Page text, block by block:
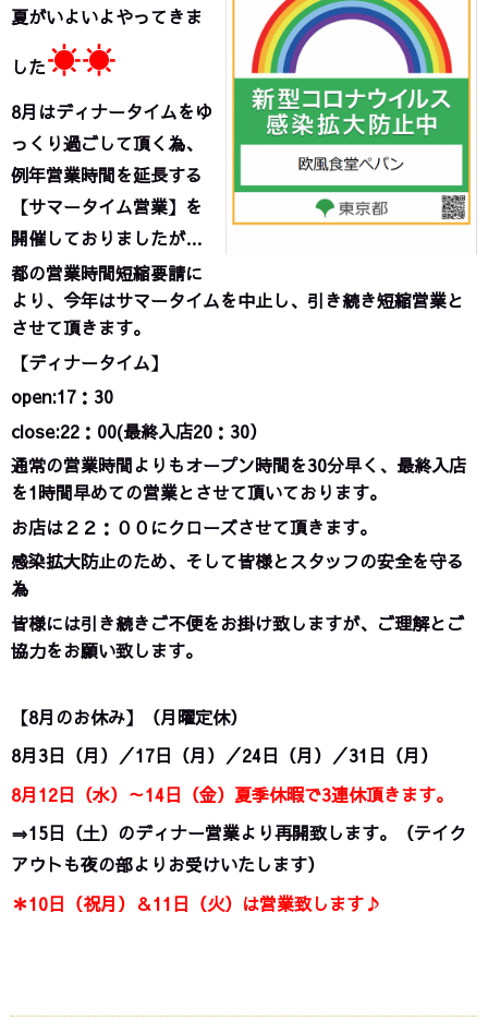
夏がいよいよやってきま
した☀☀
8月はディナータイムをゆ
っくり過ごして頂く為、
例年営業時間を延長する
【サマータイム営業】を
開催しておりましたが…
都の営業時間短縮要請に
より、今年はサマータイムを中止し、引き続き短縮営業と
させて頂きます。
【ディナータイム】
open:17：30
close:22：00(最終入店20：30）
通常の営業時間よりもオープン時間を30分早く、最終入店
を1時間早めての営業とさせて頂いております。
お店は２２：００にクローズさせて頂きます。
感染拡大防止のため、そして皆様とスタッフの安全を守る
為
皆様には引き続きご不便をお掛け致しますが、ご理解とご
協力をお願い致します。
【8月のお休み】（月曜定休）
8月3日（月）／17日（月）／24日（月）／31日（月）
8月12日（水）～14日（金）夏季休暇で3連休頂きます。
⇒15日（土）のディナー営業より再開致します。（テイク
アウトも夜の部よりお受けいたします）
＊10日（祝月）＆11日（火）は営業致します♪